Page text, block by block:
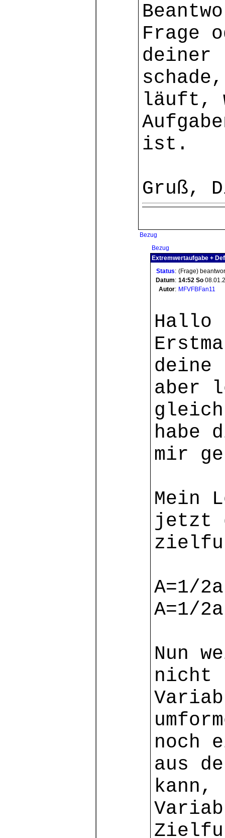
Frage
deiner
läuft,
ist.
Gruß,
Bezug
Bezug
Extremwertaufgabe +
Status: (Frage)
Datum: 14:52 So
Autor: MFVFBFan11
Hallo
aber
habe
mir
Mein
jetzt
A=1/
A=1/
Nun
nicht
noch
aus
kann,